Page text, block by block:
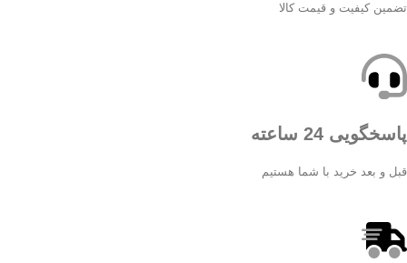
تضمین کیفیت و قیمت کالا
پاسخگویی 24 ساعته
قبل و بعد خرید با شما هستیم